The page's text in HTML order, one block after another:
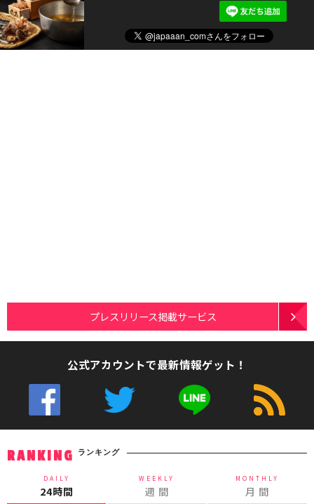
プレスリリース掲載サービス
公式アカウントで最新情報ゲット！
RANKING ランキング
DAILY
24時間
WEEKLY
週 間
MONTHLY
月 間